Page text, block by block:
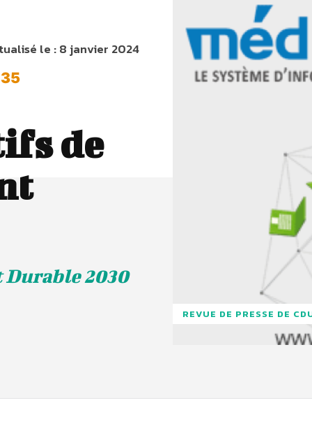
le :8 janvier 2024
de
2030
REVUE DE PRESSE DE